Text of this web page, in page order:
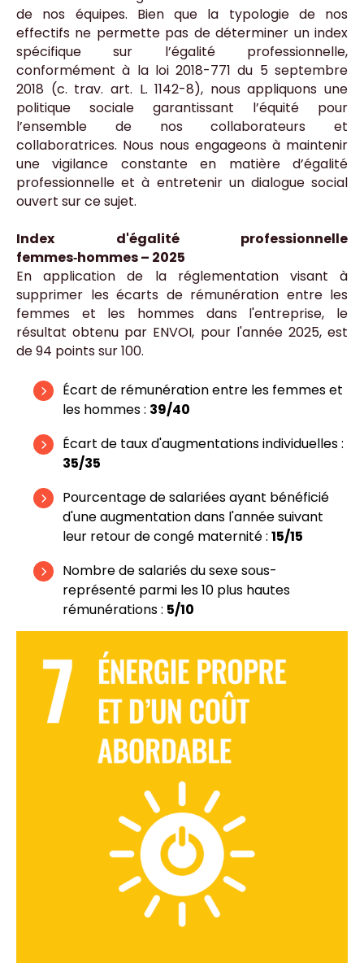
de nos équipes. Bien que la typologie de nos
effectifs ne permette pas de déterminer un index
spécifique sur l’égalité professionnelle,
conformément à la loi 2018-771 du 5 septembre
2018 (c. trav. art. L. 1142-8), nous appliquons une
politique sociale garantissant l’équité pour
l’ensemble de nos collaborateurs et
collaboratrices. Nous nous engageons à maintenir
une vigilance constante en matière d’égalité
professionnelle et à entretenir un dialogue social
ouvert sur ce sujet.
Index d'égalité professionnelle
femmes‑hommes – 2025
En application de la réglementation visant à
supprimer les écarts de rémunération entre les
femmes et les hommes dans l'entreprise, le
résultat obtenu par ENVOI, pour l'année 2025, est
de 94 points sur 100.
Écart de rémunération entre les femmes et
les hommes : 39/40
Écart de taux d'augmentations individuelles :
35/35
Pourcentage de salariées ayant bénéficié
d'une augmentation dans l'année suivant
leur retour de congé maternité : 15/15
Nombre de salariés du sexe sous-
représenté parmi les 10 plus hautes
rémunérations : 5/10